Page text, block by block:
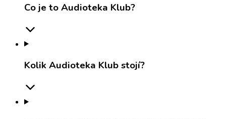
Co je to Audioteka Klub?
Kolik Audioteka Klub stojí?